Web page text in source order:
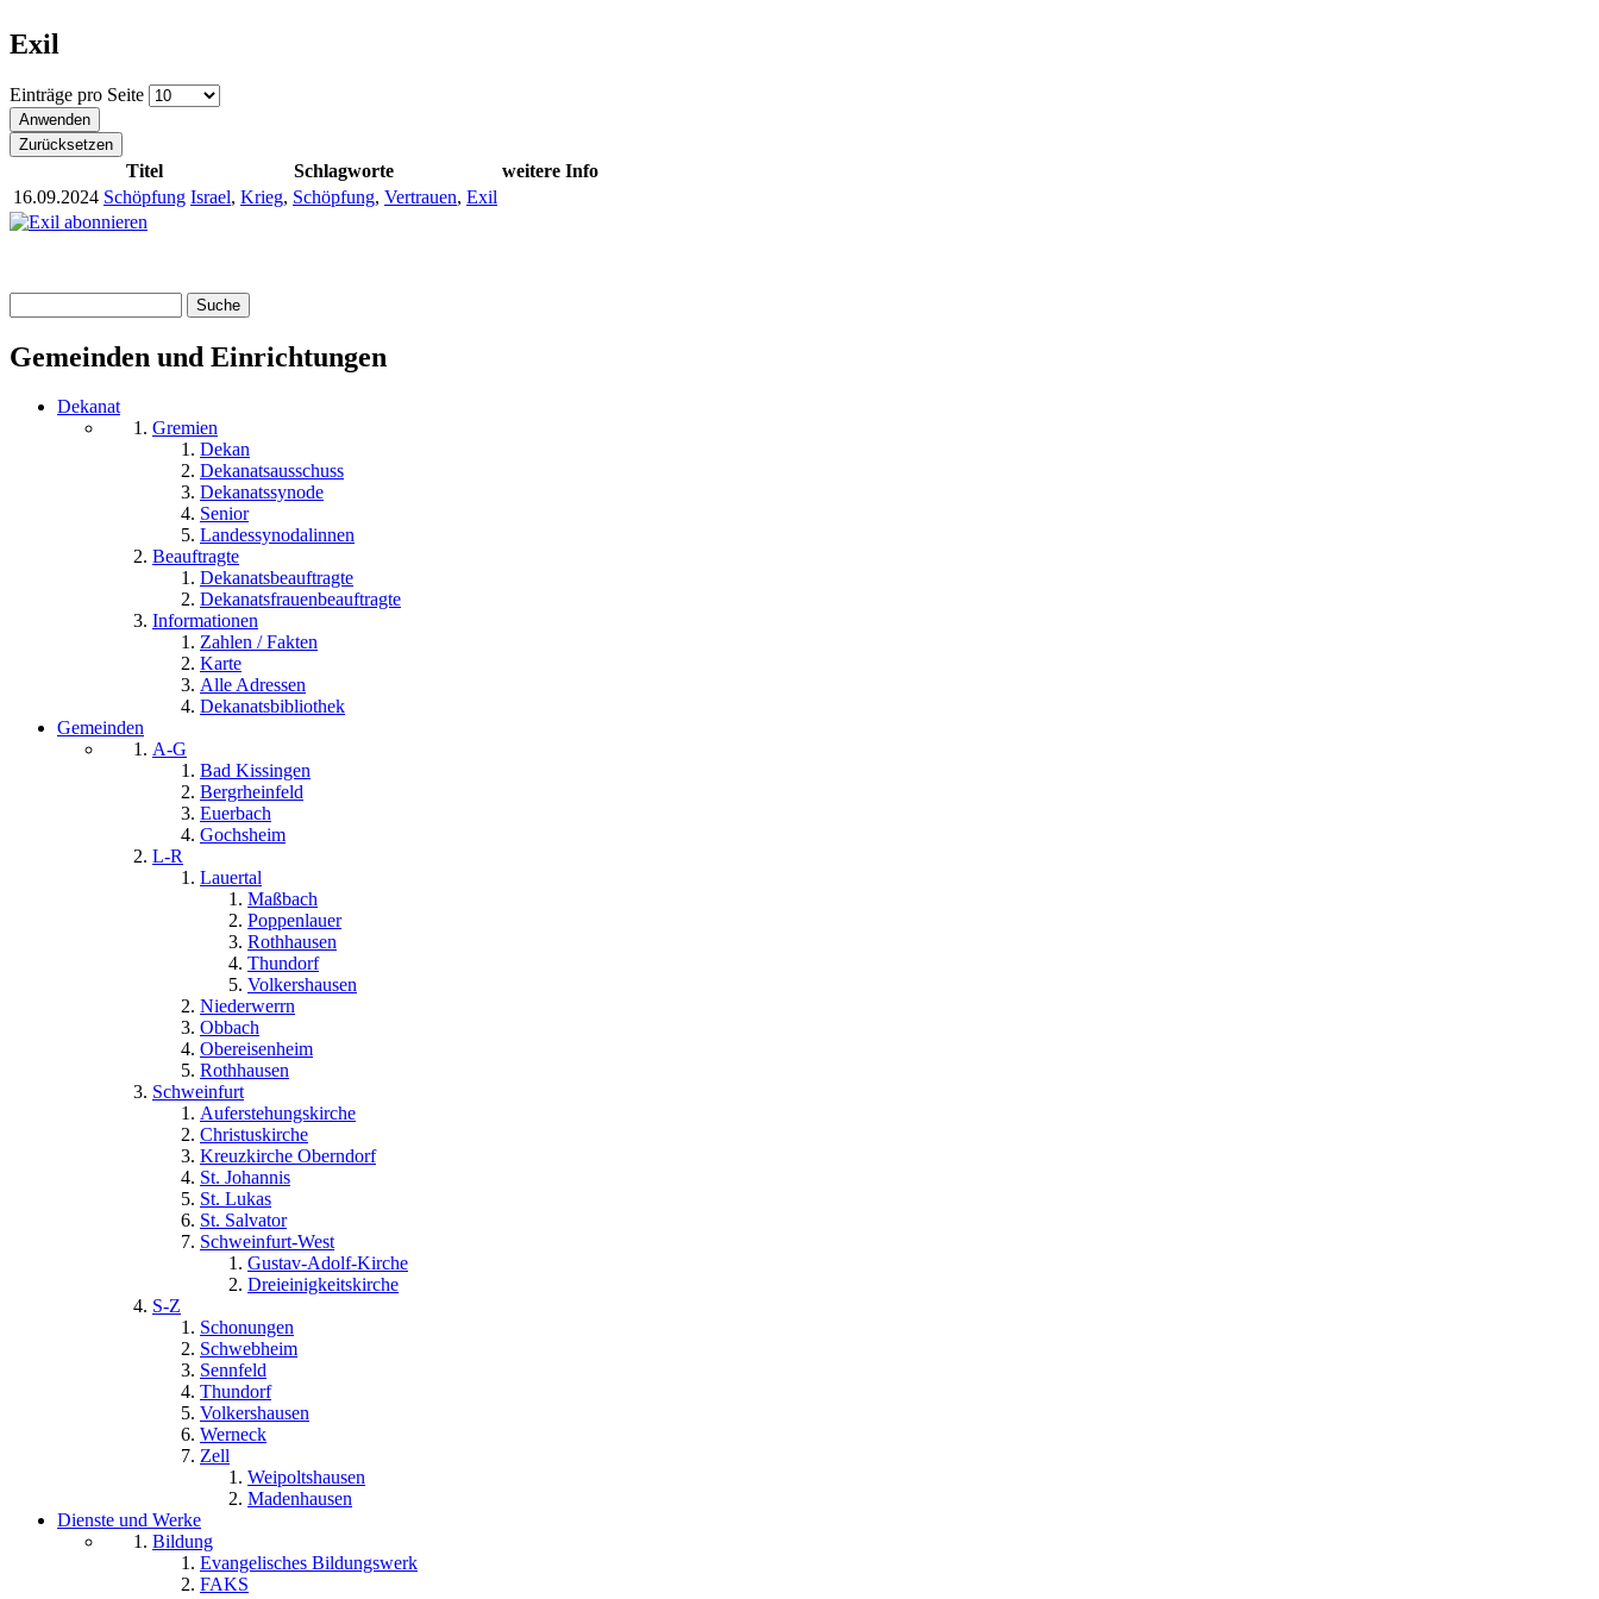
Exil
Einträge pro Seite
Titel Schlagworte
weitere Info
16.09.2024 Schöpfung Israel, Krieg, Schöpfung, Vertrauen, Exil
Gemeinden und Einrichtungen
Dekanat
Gremien
Dekan
Dekanatsausschuss
Dekanatssynode
Senior
Landessynodalinnen
Beauftragte
Dekanatsbeauftragte
Dekanatsfrauenbeauftragte
Informationen
Zahlen / Fakten
Karte
Alle Adressen
Dekanatsbibliothek
Gemeinden
A-G
Bad Kissingen
Bergrheinfeld
Euerbach
Gochsheim
L-R
Lauertal
Maßbach
Poppenlauer
Rothhausen
Thundorf
Volkershausen
Niederwerrn
Obbach
Obereisenheim
Rothhausen
Schweinfurt
Auferstehungskirche
Christuskirche
Kreuzkirche Oberndorf
St. Johannis
St. Lukas
St. Salvator
Schweinfurt-West
Gustav-Adolf-Kirche
Dreieinigkeitskirche
S-Z
Schonungen
Schwebheim
Sennfeld
Thundorf
Volkershausen
Werneck
Zell
Weipoltshausen
Madenhausen
Dienste und Werke
Bildung
Evangelisches Bildungswerk
FAKS